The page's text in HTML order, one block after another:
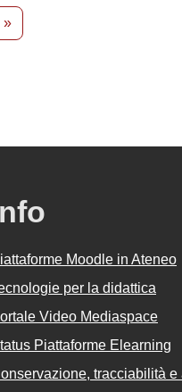
2
»Pagina successiva
Moodle in Ateneo
per la didattica
Video Mediaspace
Piattaforme Elearning
tracciabilità